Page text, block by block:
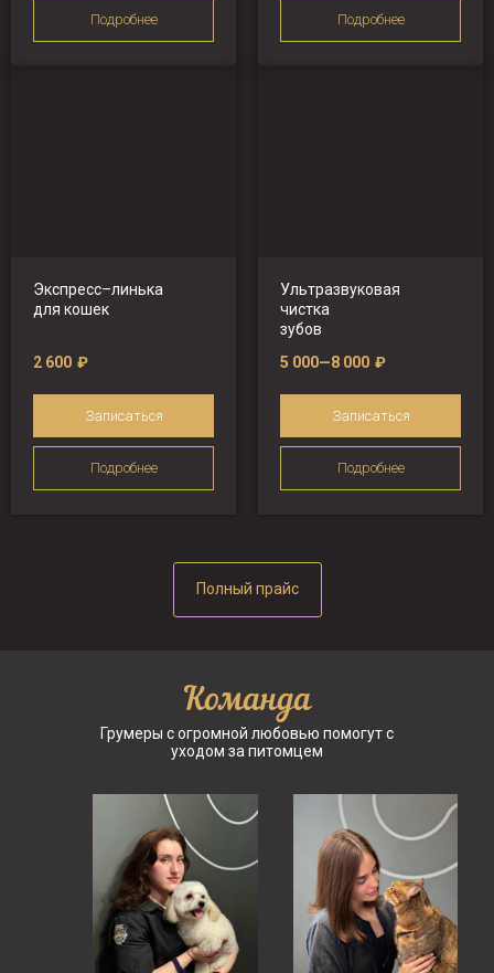
Подробнее Подробнее
Экспресс–линька
для кошек
2 600 ₽
Записаться
Подробнее
Ультразвуковая
чистка
зубов
5 000—8 000 ₽
Записаться
Подробнее
Полный прайс
Команда
Грумеры с огромной любовью помогут с
уходом за питомцем